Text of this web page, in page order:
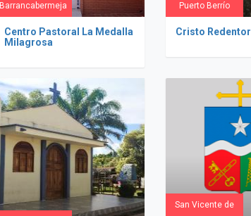
Barrancabermeja
Centro Pastoral La Medalla
Milagrosa
Puerto Berrío
Cristo Redentor
San Vicente de